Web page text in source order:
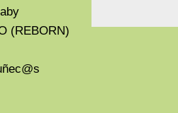
(REBORN)